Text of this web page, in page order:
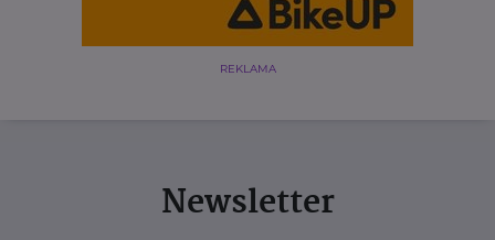
REKLAMA
Newsletter